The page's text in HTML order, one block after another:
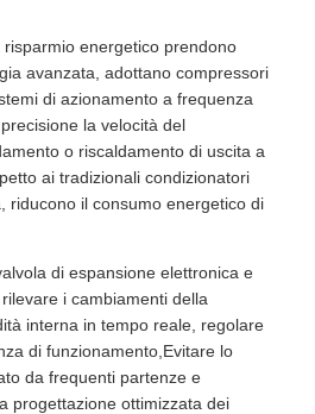
energetico prendono
avanzata, adottano compressori
di azionamento a frequenza
la velocità del
o riscaldamento di uscita a
ai tradizionali condizionatori
riducono il consumo energetico di
di espansione elettronica e
i cambiamenti della
interna in tempo reale, regolare
di funzionamento,Evitare lo
da frequenti partenze e
progettazione ottimizzata dei